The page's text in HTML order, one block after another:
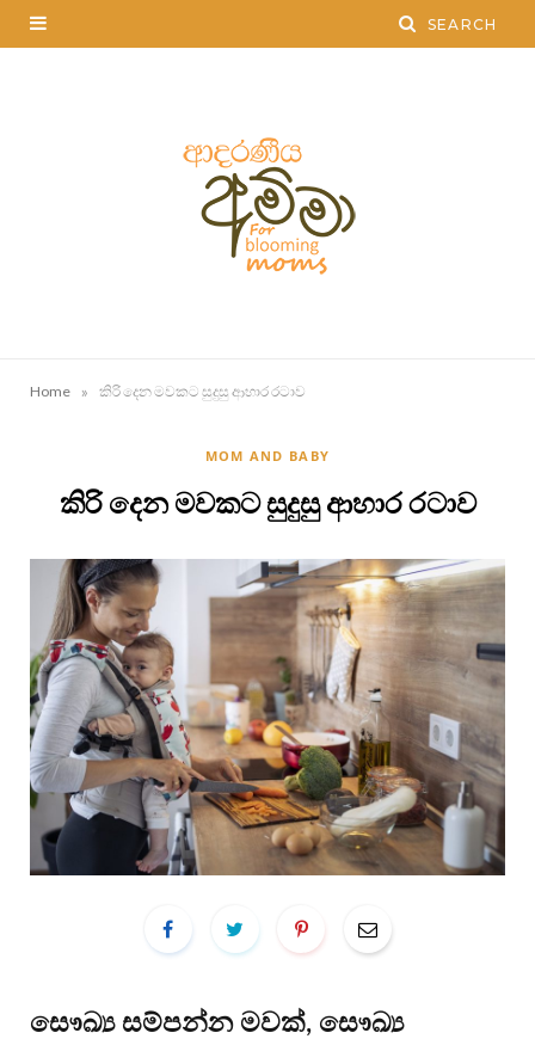
Home » කිරි දෙන මවකට සුදුසු ආහාර රටාව
MOM AND BABY
කිරි දෙන මවකට සුදුසු ආහාර රටාව
සෞඛ්‍ය සම්පන්න මවක්, සෞඛ්‍ය